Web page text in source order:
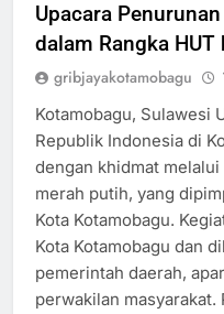
Upacara
dalam Rangka HUT
gribjayakotamobagu
Kotamobagu, Sulawesi
Republik Indonesia di
dengan khidmat
merah putih, yang
Kota Kotamobagu.
Kota Kotamobagu dan
pemerintah daerah,
perwakilan masyarakat.